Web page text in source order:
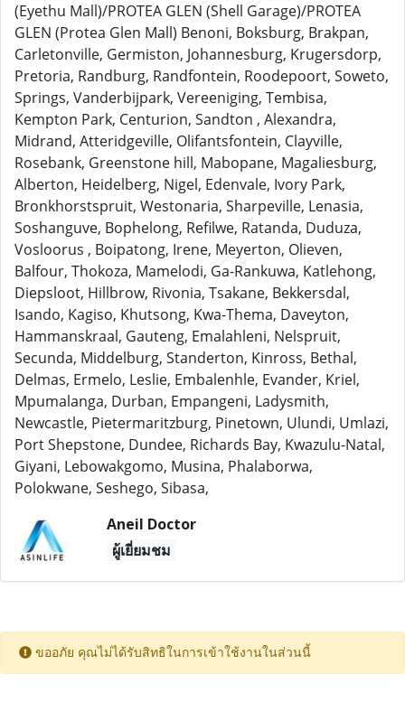
(Eyethu Mall)/PROTEA GLEN (Shell Garage)/PROTEA
GLEN (Protea Glen Mall) Benoni, Boksburg, Brakpan,
Carletonville, Germiston, Johannesburg, Krugersdorp,
Pretoria, Randburg, Randfontein, Roodepoort, Soweto,
Springs, Vanderbijpark, Vereeniging, Tembisa,
Kempton Park, Centurion, Sandton , Alexandra,
Midrand, Atteridgeville, Olifantsfontein, Clayville,
Rosebank, Greenstone hill, Mabopane, Magaliesburg,
Alberton, Heidelberg, Nigel, Edenvale, Ivory Park,
Bronkhorstspruit, Westonaria, Sharpeville, Lenasia,
Soshanguve, Bophelong, Refilwe, Ratanda, Duduza,
Vosloorus , Boipatong, Irene, Meyerton, Olieven,
Balfour, Thokoza, Mamelodi, Ga-Rankuwa, Katlehong,
Diepsloot, Hillbrow, Rivonia, Tsakane, Bekkersdal,
Isando, Kagiso, Khutsong, Kwa-Thema, Daveyton,
Hammanskraal, Gauteng, Emalahleni, Nelspruit,
Secunda, Middelburg, Standerton, Kinross, Bethal,
Delmas, Ermelo, Leslie, Embalenhle, Evander, Kriel,
Mpumalanga, Durban, Empangeni, Ladysmith,
Newcastle, Pietermaritzburg, Pinetown, Ulundi, Umlazi,
Port Shepstone, Dundee, Richards Bay, Kwazulu-Natal,
Giyani, Lebowakgomo, Musina, Phalaborwa,
Polokwane, Seshego, Sibasa,
Aneil Doctor
ผู้เยี่ยมชม
ขออภัย คุณไม่ได้รับสิทธิในการเข้าใช้งานในส่วนนี้